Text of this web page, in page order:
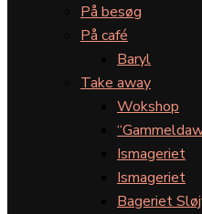
På besøg
På café
Baryl
Take away
Wokshop
Ismageriet
Ismageriet
Bageriet